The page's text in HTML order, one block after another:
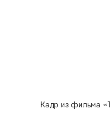
Кадр из фильма